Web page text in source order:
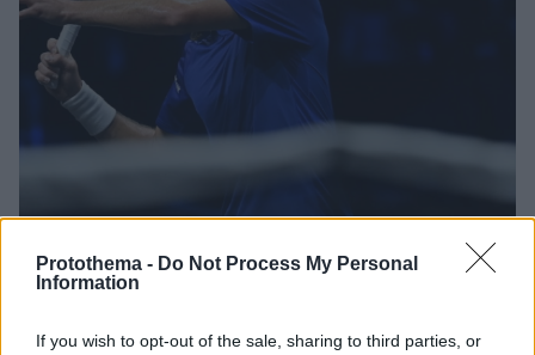
Protothema - Do Not Process My Personal
Information
If you wish to opt-out of the sale, sharing to third parties, or
Ιδανική πρεμιέρα για τον Τσιτσιπά στο Laver Cup,